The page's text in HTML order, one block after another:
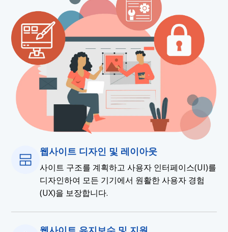
웹사이트 디자인 및 레이아웃
사이트 구조를 계획하고 사용자 인터페이스(UI)를
디자인하여 모든 기기에서 원활한 사용자 경험
(UX)을 보장합니다.